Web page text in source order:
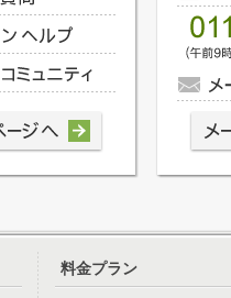
料金プラン